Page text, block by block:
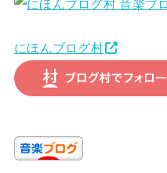
にほんブログ村